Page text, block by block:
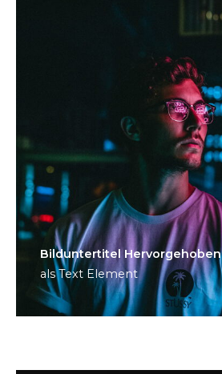
Bild­unter­titel Hervorgehoben
als Text Element